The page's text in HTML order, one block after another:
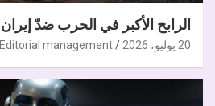
الرابح الأكبر في الحرب ضدّ إيران
20 يوليو، 2026 Editorial management